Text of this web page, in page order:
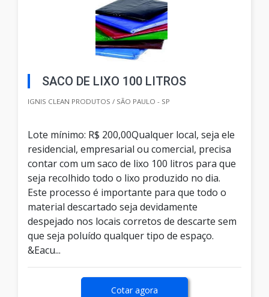
SACO DE LIXO 100 LITROS
IGNIS CLEAN PRODUTOS / SÃO PAULO - SP
Lote mínimo: R$ 200,00Qualquer local, seja ele
residencial, empresarial ou comercial, precisa
contar com um saco de lixo 100 litros para que
seja recolhido todo o lixo produzido no dia.
Este processo é importante para que todo o
material descartado seja devidamente
despejado nos locais corretos de descarte sem
que seja poluído qualquer tipo de espaço.
&Eacu...
Cotar agora